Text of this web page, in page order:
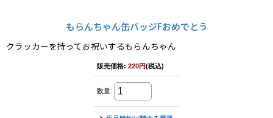
もらんちゃん缶バッジFおめでとう
クラッカーを持ってお祝いするもらんちゃん